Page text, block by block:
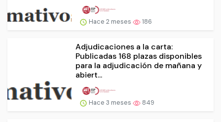
Hace 2 meses 186
Adjudicaciones a la carta:
Publicadas 168 plazas disponibles
para la adjudicación de mañana y
abiert...
Hace 3 meses 849